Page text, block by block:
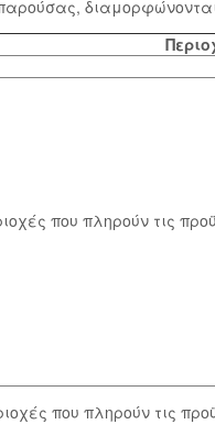
που πληρούν τις
που πληρούν τις